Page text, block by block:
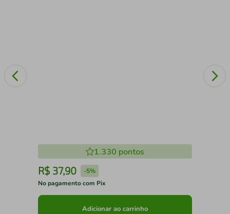
1.330 pontos
R$ 37,90 -5%
No pagamento com Pix
Adicionar ao carrinho